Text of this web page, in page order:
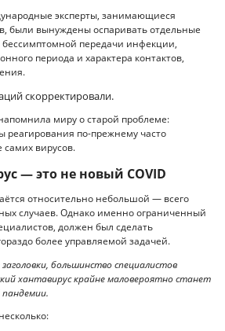
эксперты, занимающиеся
были вынуждены оспаривать отдельные
передачи инфекции,
периода и характера контактов,
скорректировали.
миру о старой проблеме:
реагирования по-прежнему часто
вирусов.
— это не новый COVID
относительно небольшой — всего
случаев. Однако именно ограниченный
должен был сделать
более управляемой задачей.
большинство специалистов
хантавирус крайне маловероятно станет